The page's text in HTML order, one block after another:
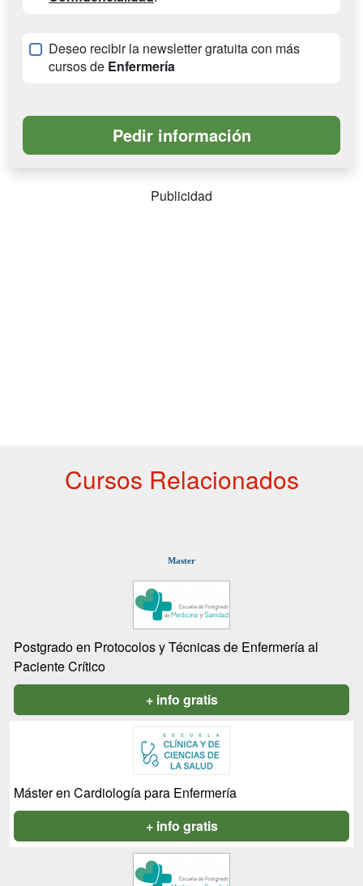
Deseo recibir la newsletter gratuita con más
cursos de Enfermería
Publicidad
Cursos Relacionados
Master
Postgrado en Protocolos y Técnicas de Enfermería al
Paciente Crítico
+ info gratis
Máster en Cardiología para Enfermería
+ info gratis